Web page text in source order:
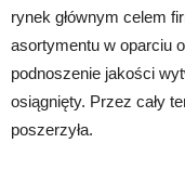
rynek głównym celem
asortymentu w oparciu
podnoszenie jakości
osiągnięty. Przez cały
poszerzyła.